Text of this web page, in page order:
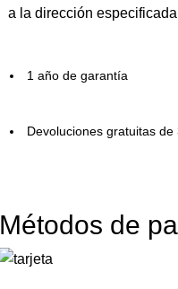
a la dirección especificada
1 año de garantía
Devoluciones gratuitas de
Métodos de